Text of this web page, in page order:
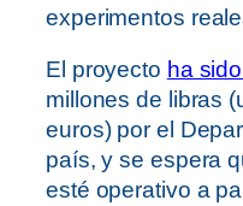
experimentos
El proyecto ha
millones de libras
euros) por el
país, y se espera
esté operativo a